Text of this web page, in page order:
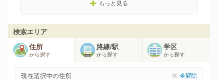
もっと見る
検索エリア
住所
から探す
路線/駅
から探す
学区
から探す
現在選択中の住所 全解除